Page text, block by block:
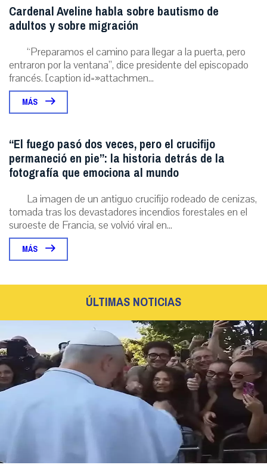
Cardenal Aveline habla sobre bautismo de
adultos y sobre migración
“Preparamos el camino para llegar a la puerta, pero
entraron por la ventana”, dice presidente del episcopado
francés. [caption id=»attachmen...
MÁS
“El fuego pasó dos veces, pero el crucifijo
permaneció en pie”: la historia detrás de la
fotografía que emociona al mundo
La imagen de un antiguo crucifijo rodeado de cenizas,
tomada tras los devastadores incendios forestales en el
suroeste de Francia, se volvió viral en...
MÁS
ÚLTIMAS NOTICIAS